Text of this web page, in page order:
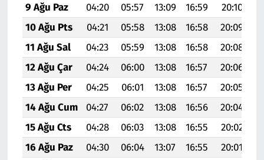
9 Ağu Paz
04:20 05:57 13:09 16:59 20:10
10 Ağu Pts
04:21 05:58 13:08 16:58 20:09
11 Ağu Sal
04:23 05:59 13:08 16:58 20:08
12 Ağu Çar
04:24 06:00 13:08 16:57 20:06
13 Ağu Per
04:25 06:01 13:08 16:57 20:05
14 Ağu Cum
04:27 06:02 13:08 16:56 20:04
15 Ağu Cts
04:28 06:03 13:08 16:55 20:02
16 Ağu Paz
04:30 06:04 13:07 16:55 20:01